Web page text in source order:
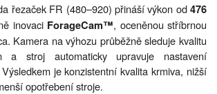
řezaček FR (480–920) přináší výkon od476
inovaci ForageCam™, oceněnou stříbrnou
Kamera na výhozu průběžně sleduje kvalitu
a stroj automaticky upravuje nastavení
je konzistentní kvalita krmiva, nižší
opotřebení stroje.